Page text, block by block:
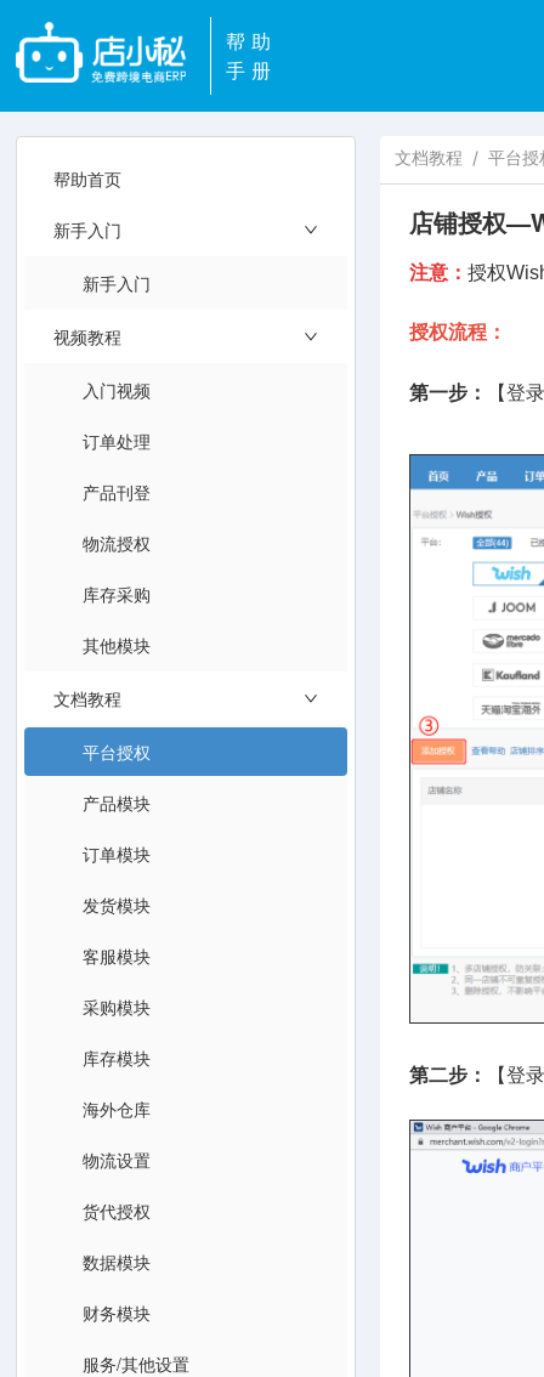
帮助
手册
帮助首页
新手入门
新手入门
视频教程
入门视频
订单处理
产品刊登
物流授权
库存采购
其他模块
文档教程
平台授权
产品模块
订单模块
发货模块
客服模块
采购模块
库存模块
海外仓库
物流设置
货代授权
数据模块
财务模块
服务/其他设置
文档教程 / 平台授
店铺授权
注意： 授权
授权流程：
第一步： 【登
第二步： 【登